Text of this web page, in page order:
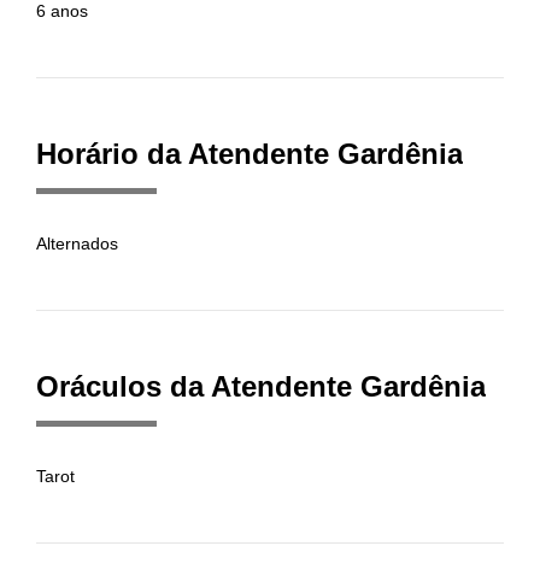
6 anos
Horário da Atendente Gardênia
Alternados
Oráculos da Atendente Gardênia
Tarot